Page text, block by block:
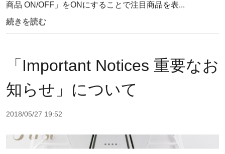
商品 ON/OFF」をONにすることで注目商品を表...
続きを読む
「Important Notices 重要なお
知らせ」について
2018/05/27 19:52